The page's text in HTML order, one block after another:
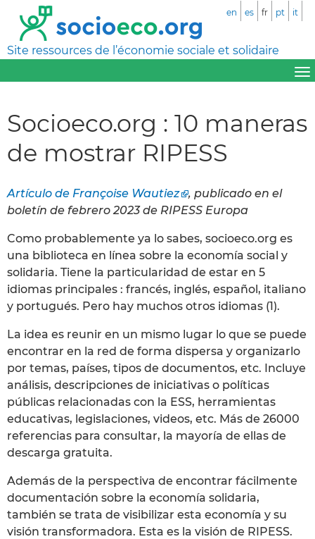
Site ressources de l’économie sociale et solidaire
en es fr pt it
Socioeco.org : 10 maneras
de mostrar RIPESS
Artículo de Françoise Wautiez
, publicado en el
boletín de febrero 2023 de RIPESS Europa
Como probablemente ya lo sabes, socioeco.org es
una biblioteca en línea sobre la economía social y
solidaria. Tiene la particularidad de estar en 5
idiomas principales : francés, inglés, español, italiano
y portugués. Pero hay muchos otros idiomas (1).
La idea es reunir en un mismo lugar lo que se puede
encontrar en la red de forma dispersa y organizarlo
por temas, países, tipos de documentos, etc. Incluye
análisis, descripciones de iniciativas o políticas
públicas relacionadas con la ESS, herramientas
educativas, legislaciones, videos, etc. Más de 26000
referencias para consultar, la mayoría de ellas de
descarga gratuita.
Además de la perspectiva de encontrar fácilmente
documentación sobre la economía solidaria,
también se trata de visibilizar esta economía y su
visión transformadora. Esta es la visión de RIPESS.